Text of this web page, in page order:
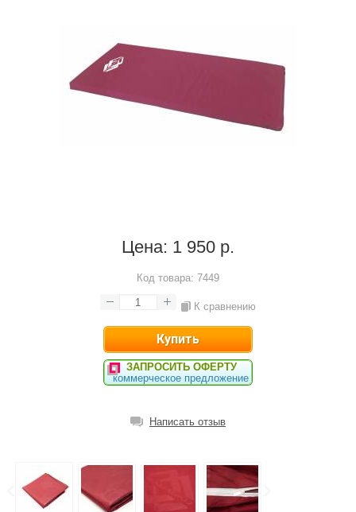
Цена: 1 950 р.
Код товара: 7449
К сравнению
ЗАПРОСИТЬ ОФЕРТУ
коммерческое предложение
Написать отзыв